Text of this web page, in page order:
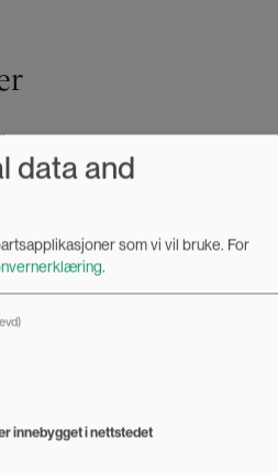
data and
som vi vil bruke. For
.
innebygget i nettstedet